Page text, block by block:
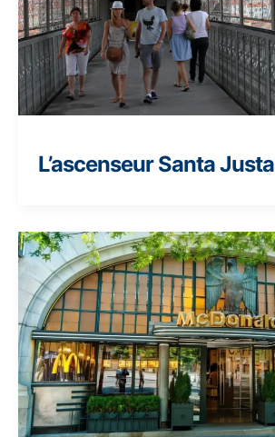
L’ascenseur Santa Justa